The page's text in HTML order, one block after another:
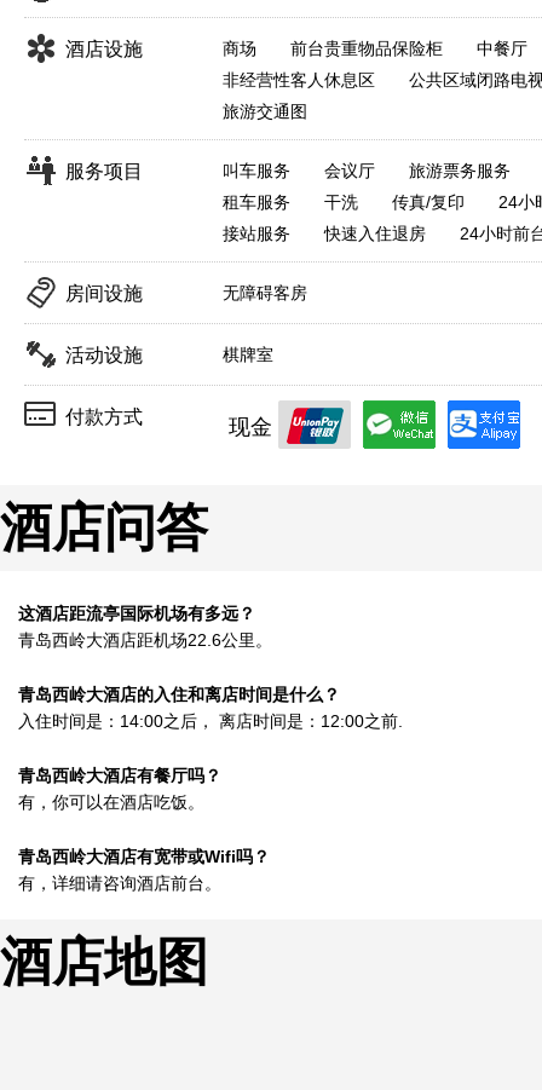
酒店设施 商场 前台贵重物品保险柜
中餐厅
非经营性客人休息区
公共区域闭路电
旅游交通图
服务项目 叫车服务 会议厅
旅游票务服务
租车服务
干洗 传真/复印
24小
接站服务
快速入住退房 24小时前
房间设施 无障碍客房
活动设施 棋牌室
付款方式 现金
酒店问答
这酒店距流亭国际机场有多远？
青岛西岭大酒店距机场22.6公里。
青岛西岭大酒店的入住和离店时间是什么？
入住时间是：14:00之后， 离店时间是：12:00之前.
青岛西岭大酒店有餐厅吗？
有，你可以在酒店吃饭。
青岛西岭大酒店有宽带或Wifi吗？
有，详细请咨询酒店前台。
酒店地图